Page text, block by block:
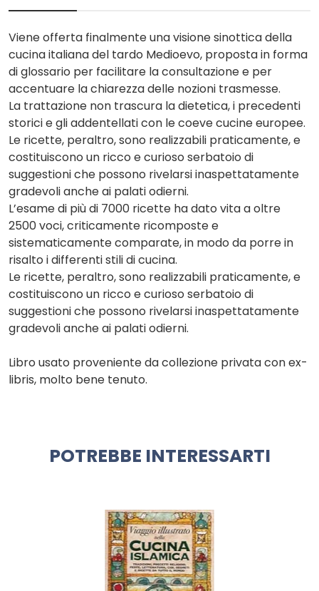
Viene offerta finalmente una visione sinottica della
cucina italiana del tardo Medioevo, proposta in forma
di glossario per facilitare la consultazione e per
accentuare la chiarezza delle nozioni trasmesse.
La trattazione non trascura la dietetica, i precedenti
storici e gli addentellati con le coeve cucine europee.
Le ricette, peraltro, sono realizzabili praticamente, e
costituiscono un ricco e curioso serbatoio di
suggestioni che possono rivelarsi inaspettatamente
gradevoli anche ai palati odierni.
L’esame di più di 7000 ricette ha dato vita a oltre
2500 voci, criticamente ricomposte e
sistematicamente comparate, in modo da porre in
risalto i differenti stili di cucina.
Le ricette, peraltro, sono realizzabili praticamente, e
costituiscono un ricco e curioso serbatoio di
suggestioni che possono rivelarsi inaspettatamente
gradevoli anche ai palati odierni.
Libro usato proveniente da collezione privata con ex-
libris, molto bene tenuto.
POTREBBE INTERESSARTI